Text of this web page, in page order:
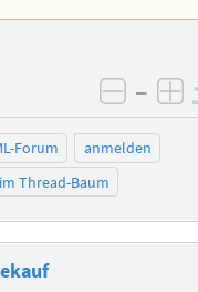
–
Forum
anmelden
Thread-Baum